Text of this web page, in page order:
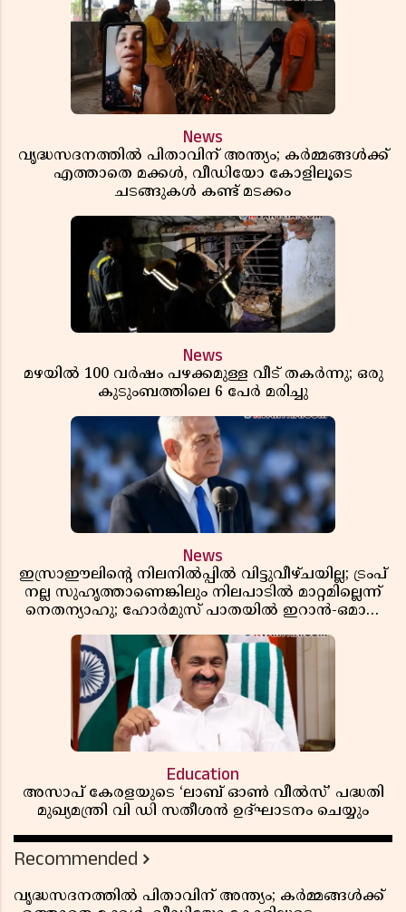
News
വൃദ്ധസദനത്തിൽ പിതാവിന് അന്ത്യം; കർമ്മങ്ങൾക്ക്
എത്താതെ മക്കൾ, വീഡിയോ കോളിലൂടെ
ചടങ്ങുകൾ കണ്ട് മടക്കം
News
മഴയിൽ 100 വർഷം പഴക്കമുള്ള വീട് തകർന്നു; ഒരു
കുടുംബത്തിലെ 6 പേർ മരിച്ചു
News
ഇസ്രാഈലിന്റെ നിലനിൽപ്പിൽ വിട്ടുവീഴ്ചയില്ല; ട്രംപ്
നല്ല സുഹൃത്താണെങ്കിലും നിലപാടിൽ മാറ്റമില്ലെന്ന്
നെതന്യാഹു; ഹോർമുസ് പാതയിൽ ഇറാൻ-ഒമാൻ
Education
അസാപ് കേരളയുടെ ‘ലാബ് ഓൺ വീൽസ്’ പദ്ധതി
മുഖ്യമന്ത്രി വി ഡി സതീശൻ ഉദ്ഘാടനം ചെയ്യും
Recommended
വൃദ്ധസദനത്തിൽ പിതാവിന് അന്ത്യം; കർമ്മങ്ങൾക്ക്